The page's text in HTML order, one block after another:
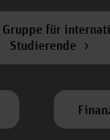
Gruppe für
Studierende